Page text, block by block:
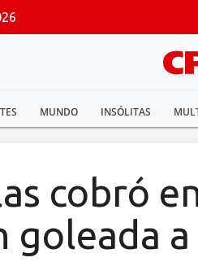
MUNDO INSÓLITAS
cobró
a